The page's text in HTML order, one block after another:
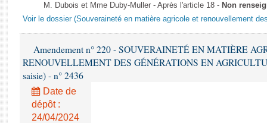
M. Dubois et Mme Duby-Muller - Après l'article 18 - Non
Voir le dossier (Souveraineté en matière agricole et renouvellement
Amendement n° 220 - SOUVERAINETÉ EN MATIÈRE
RENOUVELLEMENT DES GÉNÉRATIONS EN
saisie) - n° 2436
Date de
dépôt :
24/04/2024